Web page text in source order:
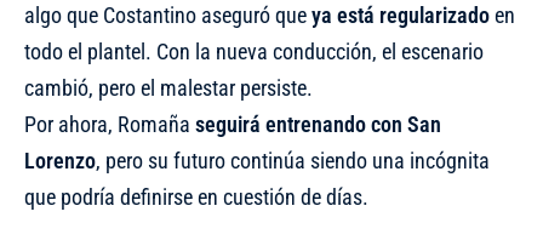
algo que Costantino aseguró queya está regularizadoen
todo el plantel. Con la nueva conducción, el escenario
cambió, pero el malestar persiste.
Por ahora, Romaña seguirá entrenando con San
Lorenzo, pero su futuro continúa siendo una incógnita
que podría definirse en cuestión de días.